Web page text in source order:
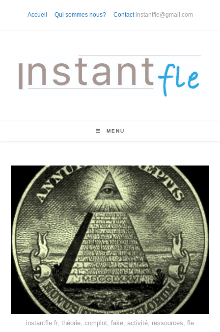
Accueil Qui sommes nous? Contact instantfle@gmail.com
MENU
instantfle.fr, théorie, complot, fake, activité, ressources, fle